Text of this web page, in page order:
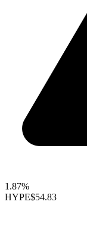
1.87%
HYPE$54.83